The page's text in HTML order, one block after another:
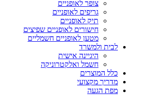
צופר לאופניים
גריפים לאופניים
תיק לאופניים
חישורים לאופניים שפיצים
מטען לאופניים חשמליים
לבית ולמשרד
היגיינה אישית
חשמל ואלקטרוניקה
כלל המוצרים
מדריך מקצועי
מפת הגעה